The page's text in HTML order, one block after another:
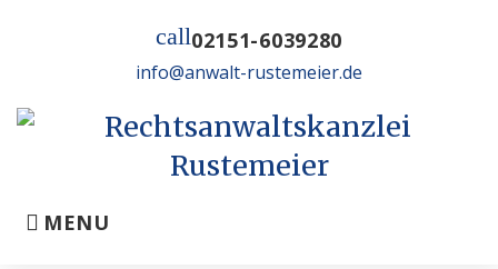
call02151-6039280
info@anwalt-rustemeier.de
MENU